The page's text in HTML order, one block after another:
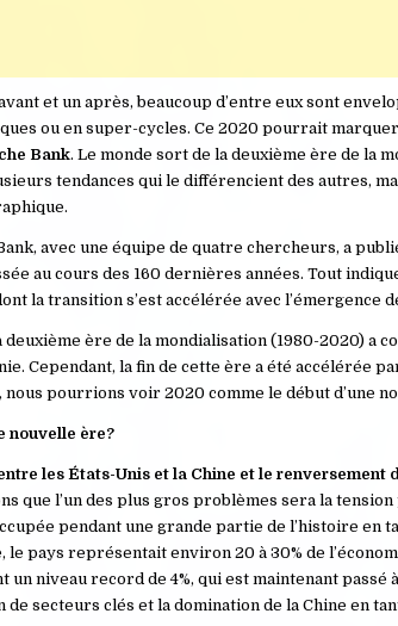
et un après, beaucoup d’entre eux sont
ou en super-cycles. Ce 2020 pourrait marquer
Bank. Le monde sort de la deuxième ère de la
tendances qui le différencient des autres,
avec une équipe de quatre chercheurs, a
au cours des 160 dernières années. Tout
la transition s’est accélérée avec l’émergence
ère de la mondialisation (1980-2020) a
Cependant, la fin de cette ère a été accélérée
pourrions voir 2020 comme le début d’une
nouvelle ère?
les États-Unis et la Chine et le renversement
que l’un des plus gros problèmes sera la
pendant une grande partie de l’histoire en
le pays représentait environ 20 à 30% de
un niveau record de 4%, qui est maintenant passé
secteurs clés et la domination de la Chine en